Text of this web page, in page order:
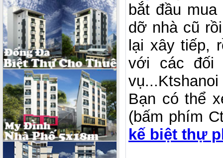
bắt đầu
dỡ nhà cũ
lại xây tiếp,
với các đối
Bạn có thể
(bấm phím
kế biệt thự